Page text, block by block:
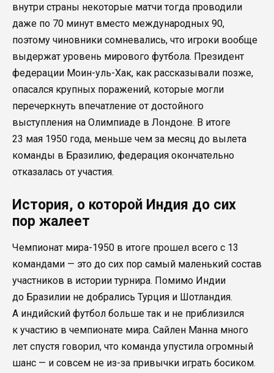
внутри страны некоторые матчи тогда проводили
даже по 70 минут вместо международных 90,
поэтому чиновники сомневались, что игроки вообще
выдержат уровень мирового футбола. Президент
федерации Моин-уль-Хак, как рассказывали позже,
опасался крупных поражений, которые могли
перечеркнуть впечатление от достойного
выступления на Олимпиаде в Лондоне. В итоге
23 мая 1950 года, меньше чем за месяц до вылета
команды в Бразилию, федерация окончательно
отказалась от участия.
История, о которой Индия до сих
пор жалеет
Чемпионат мира-1950 в итоге прошел всего с 13
командами — это до сих пор самый маленький состав
участников в истории турнира. Помимо Индии
до Бразилии не добрались Турция и Шотландия.
А индийский футбол больше так и не приблизился
к участию в чемпионате мира. Сайлен Манна много
лет спустя говорил, что команда упустила огромный
шанс — и совсем не из-за привычки играть босиком.